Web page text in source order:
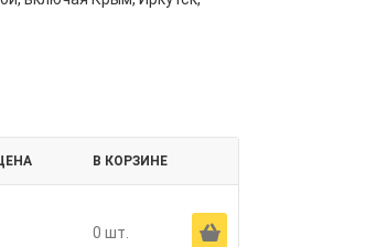
В КОРЗИНЕ
0 шт. Ä